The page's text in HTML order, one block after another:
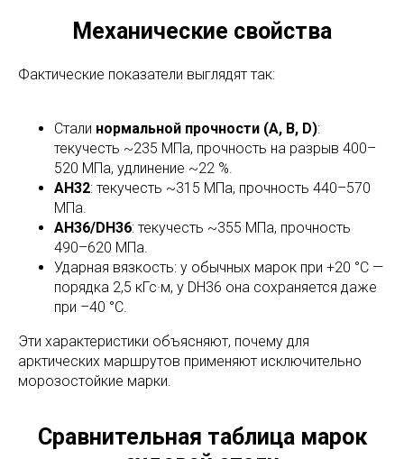
Механические свойства
Фактические показатели выглядят так:
Стали нормальной прочности (A, B, D):
текучесть ~235 МПа, прочность на разрыв 400–
520 МПа, удлинение ~22 %.
AH32: текучесть ~315 МПа, прочность 440–570
МПа.
AH36/DH36: текучесть ~355 МПа, прочность
490–620 МПа.
Ударная вязкость: у обычных марок при +20 °C —
порядка 2,5 кГс·м, у DH36 она сохраняется даже
при –40 °C.
Эти характеристики объясняют, почему для
арктических маршрутов применяют исключительно
морозостойкие марки.
Сравнительная таблица марок